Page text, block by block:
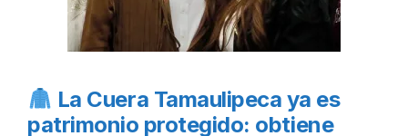
La Cuera Tamaulipeca ya es
patrimonio protegido: obtiene